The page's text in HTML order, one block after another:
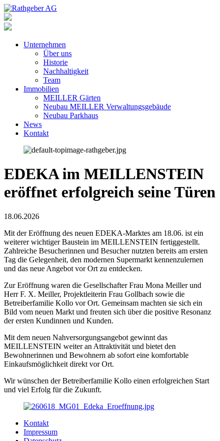
Unternehmen
Über uns
Historie
Nachhaltigkeit
Team
Immobilien
MEILLER Gärten
Neubau MEILLER Verwaltungsgebäude
Neubau Parkhaus
News
Kontakt
EDEKA im MEILLENSTEIN
eröffnet erfolgreich seine Türen
18.06.2026
Mit der Eröffnung des neuen EDEKA-Marktes am 18.06. ist ein
weiterer wichtiger Baustein im MEILLENSTEIN fertiggestellt.
Zahlreiche Besucherinnen und Besucher nutzten bereits am ersten
Tag die Gelegenheit, den modernen Supermarkt kennenzulernen
und das neue Angebot vor Ort zu entdecken.
Zur Eröffnung waren die Gesellschafter Frau Mona Meiller und
Herr F. X. Meiller, Projektleiterin Frau Gollbach sowie die
Betreiberfamilie Kollo vor Ort. Gemeinsam machten sie sich ein
Bild vom neuen Markt und freuten sich über die positive Resonanz
der ersten Kundinnen und Kunden.
Mit dem neuen Nahversorgungsangebot gewinnt das
MEILLENSTEIN weiter an Attraktivität und bietet den
Bewohnerinnen und Bewohnern ab sofort eine komfortable
Einkaufsmöglichkeit direkt vor Ort.
Wir wünschen der Betreiberfamilie Kollo einen erfolgreichen Start
und viel Erfolg für die Zukunft.
Kontakt
Impressum